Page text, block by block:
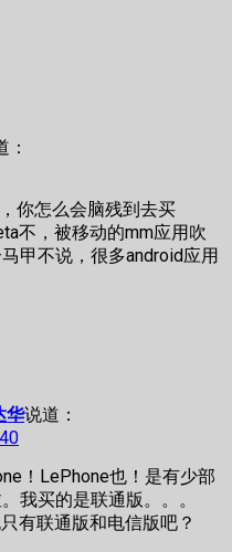
：
你怎么会脑残到去买
不，被移动的mm应用吹
甲不说，很多android应用
华说道：
！LePhone也！是有少部
我买的是联通版。。。
有联通版和电信版吧？